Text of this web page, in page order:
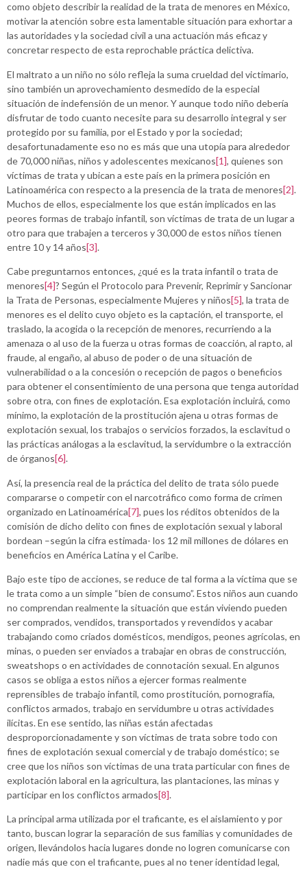
como objeto describir la realidad de la trata de menores en México,
motivar la atención sobre esta lamentable situación para exhortar a
las autoridades y la sociedad civil a una actuación más eficaz y
concretar respecto de esta reprochable práctica delictiva.
El maltrato a un niño no sólo refleja la suma crueldad del victimario,
sino también un aprovechamiento desmedido de la especial
situación de indefensión de un menor. Y aunque todo niño debería
disfrutar de todo cuanto necesite para su desarrollo integral y ser
protegido por su familia, por el Estado y por la sociedad;
desafortunadamente eso no es más que una utopía para alrededor
de 70,000 niñas, niños y adolescentes mexicanos[1], quienes son
víctimas de trata y ubican a este país en la primera posición en
Latinoamérica con respecto a la presencia de la trata de menores[2].
Muchos de ellos, especialmente los que están implicados en las
peores formas de trabajo infantil, son víctimas de trata de un lugar a
otro para que trabajen a terceros y 30,000 de estos niños tienen
entre 10 y 14 años[3].
Cabe preguntarnos entonces, ¿qué es la trata infantil o trata de
menores[4]? Según el Protocolo para Prevenir, Reprimir y Sancionar
la Trata de Personas, especialmente Mujeres y niños[5], la trata de
menores es el delito cuyo objeto es la captación, el transporte, el
traslado, la acogida o la recepción de menores, recurriendo a la
amenaza o al uso de la fuerza u otras formas de coacción, al rapto, al
fraude, al engaño, al abuso de poder o de una situación de
vulnerabilidad o a la concesión o recepción de pagos o beneficios
para obtener el consentimiento de una persona que tenga autoridad
sobre otra, con fines de explotación. Esa explotación incluirá, como
mínimo, la explotación de la prostitución ajena u otras formas de
explotación sexual, los trabajos o servicios forzados, la esclavitud o
las prácticas análogas a la esclavitud, la servidumbre o la extracción
de órganos[6].
Así, la presencia real de la práctica del delito de trata sólo puede
compararse o competir con el narcotráfico como forma de crimen
organizado en Latinoamérica[7], pues los réditos obtenidos de la
comisión de dicho delito con fines de explotación sexual y laboral
bordean –según la cifra estimada- los 12 mil millones de dólares en
beneficios en América Latina y el Caribe.
Bajo este tipo de acciones, se reduce de tal forma a la víctima que se
le trata como a un simple “bien de consumo”. Estos niños aun cuando
no comprendan realmente la situación que están viviendo pueden
ser comprados, vendidos, transportados y revendidos y acabar
trabajando como criados domésticos, mendigos, peones agrícolas, en
minas, o pueden ser enviados a trabajar en obras de construcción,
sweatshops o en actividades de connotación sexual. En algunos
casos se obliga a estos niños a ejercer formas realmente
reprensibles de trabajo infantil, como prostitución, pornografía,
conflictos armados, trabajo en servidumbre u otras actividades
ilícitas. En ese sentido, las niñas están afectadas
desproporcionadamente y son víctimas de trata sobre todo con
fines de explotación sexual comercial y de trabajo doméstico; se
cree que los niños son víctimas de una trata particular con fines de
explotación laboral en la agricultura, las plantaciones, las minas y
participar en los conflictos armados[8].
La principal arma utilizada por el traficante, es el aislamiento y por
tanto, buscan lograr la separación de sus familias y comunidades de
origen, llevándolos hacia lugares donde no logren comunicarse con
nadie más que con el traficante, pues al no tener identidad legal,